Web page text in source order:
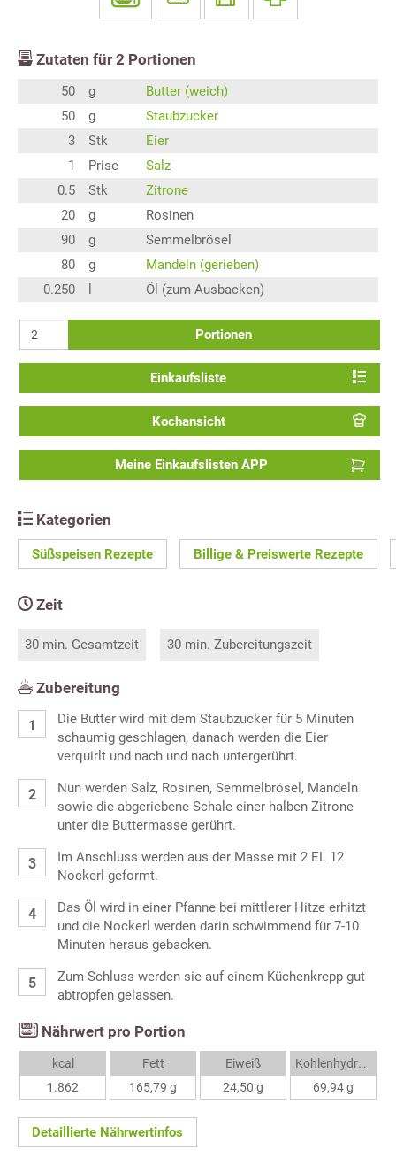
Zutaten für 2 Portionen
50 g
Butter (weich)
50
g
Staubzucker
3
Stk
Eier
1
Prise
Salz
0.5
Stk
Zitrone
20
g
Rosinen
90
g
Semmelbrösel
80
g
Mandeln (gerieben)
0.250
Öl (zum Ausbacken)
Portionen
Einkaufsliste
Kochansicht
Meine Einkaufslisten APP
Kategorien
Süßspeisen Rezepte Billige & Preiswerte Rezepte
Zeit
30 min. Gesamtzeit 30 min. Zubereitungszeit
Zubereitung
Die Butter wird mit dem Staubzucker für 5 Minuten
schaumig geschlagen, danach werden die Eier
verquirlt und nach und nach untergerührt.
Nun werden Salz, Rosinen, Semmelbrösel, Mandeln
sowie die abgeriebene Schale einer halben Zitrone
unter die Buttermasse gerührt.
Im Anschluss werden aus der Masse mit 2 EL 12
Nockerl geformt.
Das Öl wird in einer Pfanne bei mittlerer Hitze erhitzt
und die Nockerl werden darin schwimmend für 7-10
Minuten heraus gebacken.
Zum Schluss werden sie auf einem Küchenkrepp gut
abtropfen gelassen.
Nährwert pro Portion
kcal
1.862
Fett
165,79 g
Eiweiß
24,50 g
Kohlenhydrate
69,94 g
Detaillierte Nährwertinfos